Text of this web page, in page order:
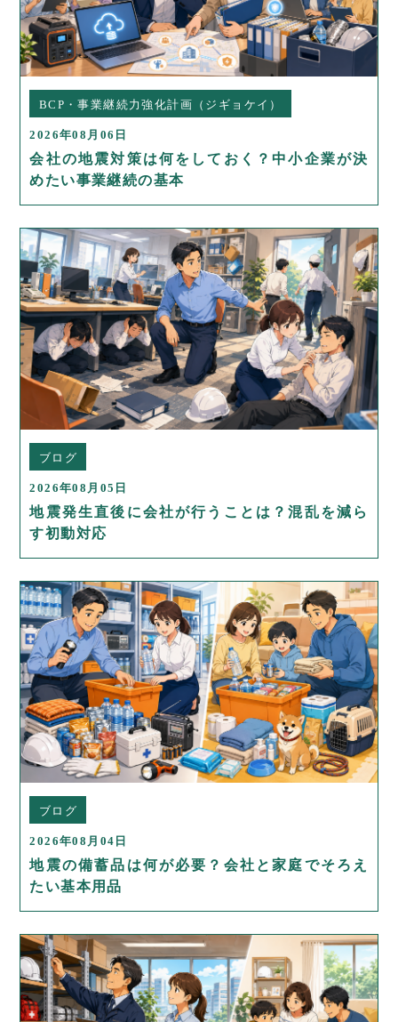
BCP・事業継続力強化計画（ジギョケイ）
2026年08月06日
会社の地震対策は何をしておく？中小企業が決
めたい事業継続の基本
ブログ
2026年08月05日
地震発生直後に会社が行うことは？混乱を減ら
す初動対応
ブログ
2026年08月04日
地震の備蓄品は何が必要？会社と家庭でそろえ
たい基本用品